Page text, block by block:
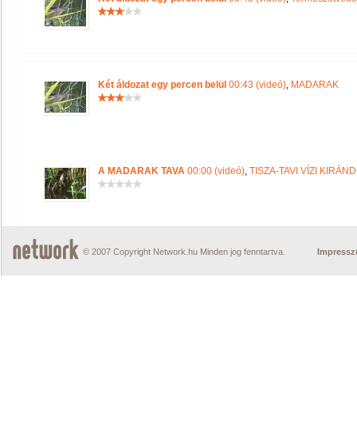
Két áldozat egy percen belül 00:43 (videó), MADARAK
A MADARAK TAVA 00:00 (videó), TISZA-TAVI VÍZI
© 2007 Copyright Network.hu Minden jog fenntartva.